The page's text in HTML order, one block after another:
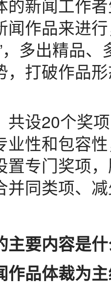
的新闻工作
闻作品来进
，多出精品
，打破作品
共设20个奖
业性和包容
置专门奖项
并同类项、
主要内容是
作品体裁为